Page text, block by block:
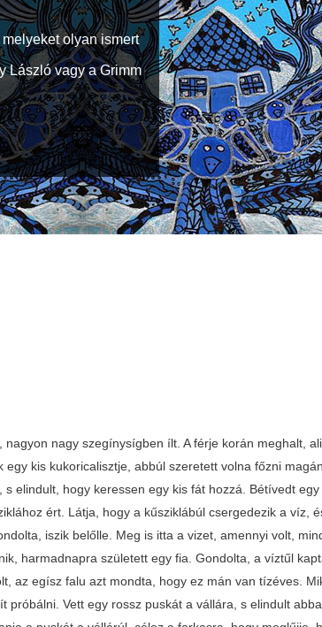
olyan ismert
László vagy a Grimm
mind összeszedte, s künn tartja a mezőn egy kútban, és csak akkor ad vizet a városnak, mikor neki egy szűzleányt visznek, és már úgy elfogyott a leány a városbúl, most már a király lányára került a sor , s a király kihírdette, aki a lányát megmenti a hétfejű sárkánytúl, annak adja a leányát és fele királyságát. - Nem törődök én - mondja Sándor - sem a leánnyal, sem a királysággal, sem a sárkánnyal, hanem induljon, s hozzon nekem vizet a kútbúl! - Fílek, hogy megől a sárkány - mondja az asszony. - Ne fíljen semmit - mondja Sándor -, mondja meg, hogy Vízi Sándornak kell! - Vízi Sándornak hínak? - kérdi az asszony. - Igen - mondja Sándor. - És magát? - kérdezi. - Én, lelkem fiam, Ódaliné vagyok. Na, isten áldjon meg, menyek - mondja az asszony -, mert lehet, hogy többet nem látsz. Attúl fílek, megől a sárkány. Mindjár az öregasszony két kannát vesz a kezibe, elmegy ki a mezőre a kúthoz. Egy kis gondolkozás után megmeríti a két kannát. Abban a percben a víz megzavarodik, kijön a hétfejű sárkány a kútbúl, rákiált az asszonyra: - Hol a leány? Addig a vizet nem viszed! Megijed Ódaliné, és mondja: - Lelkem sárkány, nem magamnak viszem. Nálam van Vízi Sándor, az erőltetett, vigyek neki vizet. - Ejnye, az a kutya kölyök! A minap még az anyja hasában volt, és már idejutott! Na, vigye a vizet, nem kell a leány! Elindul Ódaliné a vízzel. Ahogy megy az úton hazafelé, kérdezik tülle: - Mit viszen? Büszkén feleli: - Vizet! Igen, de olyan szomjas volt, hogy mikor hazaírt az udvarra, alig lépett bé, felemelte a kannát, hogy igyík egy kicsit, olyan szomjas volt, mind megitta. Akkor ijedtiben visszafordúlt, hogy hozzon más vizet. Nem mert bémenni Sándorhoz. Megmerítette a kannákat, s a sárkány megint kijött: Kérdezi: - Hunn a lány? - Megmondtam az előbb, nem magamnak viszem, mert Vízi Sándornak. - Na, vigyed! Úgyis összebirkozok én vélle, már tudom jól. De most már olyan büszkén vitte a vizet , aki kérdezte tőle, mit viszen büszkén felelte: - Vizet, mit vinnék egyebet! Mikor hazaírt, megint fölemelte az egyik kannát, mind egy cseppig kiitta belőlle, Sándor ippen jött ki a házbúl: - Lelkem Ódaliné, de sokára jön! - Jaj, Sándor fiam, megbocsáss! Az erső két kannával megittam, most megint megittam az egyiket. Elíg lesz neked ez az egy? - El se bírom használni - . mondja Sándor. Mire Sándor megmosdott, megkondúlt a város harangja, peregtek a dobok, harsogtak a trombiták. A királyi palota kapuja megnyílik. Egy nígylovas hintó jön ki. A hintóban kit látunk? A szépséges szép királykisasszonyt. Az egísz város siratta, mert olyan szive volt, a szegínyeken mindig segített, és tudták, most megöli a sárkány. Kivágtatott a nígy lú vélle a kút mellé. Ott volt egy szíp rít. Leszállott a kocsibúl, megcsókolta az édesapját, édesanyját, elbúcsuzott az egísz város nípitűl. Ez az idő alatt Sándor is elindult ám a három kutyájával. Látta messzirűl már a leányt. Ippen mire ű odaírt, akkor jött ki a sárkány a kútbúl. Ment a leány felé, hogy megölje és a vírit kivegye. Sándor nagyot kiáltott: - Állj meg, te kutya sárkány! Először küzdjél meg véllem, addig a leányt ne bántsd! Megfordúlt a sárkány, mind a hét torkábúl okádta a langot szembe Sándorral. De Sándor se voltám rest. Kihúzta a kardját, amit az úton tanált, elkezdte vélle szabni a sárkányt. Elordítja magát a sárkány: - Állj meg, Sándor, avval a hegyes nyelveddel! Gyere, menjünk birokra! Visszadugja a hüvelybe a kardot. Összefogódzik a hétfejű sárkánnyal, kezdik egymást tekerni, csavarni. Küszködís közben a sárkány bévágta Sándort bokáig a földbe, Sándor kiugrott, megkapja a sárkányt, bévágta térdig a földbe. Akkor a sárkány kiugrik, megkapja Sándort, bévágja deríkig a földbe. Sándor megharagszik, nagyot kiált, megfogja a sárkányt, nyakig vágta a földbe. Akkor gyorsan elérántja a kardot, levágta a sárkánynak mind a hét fejit, aztán leszedte a sárkánynak a hét koronát a fejirűl, és levágta a huszonnígy körminek a hegyit, s belétette a tarisnyájába. Akkor visszament a királykisasszonyhoz. A királykisasszony csak felugrik a földrűl. Sándor megijedt, hogy menekűlni akar tülle, de halljunk oda, mi törtínik? A nyakába ugrik Sándornak, átöleli, és elkezdi csókolni. - Drága megmentőm, felesíged leszek, tiéd leszek, és tied lesz a királyság is. De látom, hogy ki vagy merűlve, űljünk le, és pihend ki magadat! Úgy is